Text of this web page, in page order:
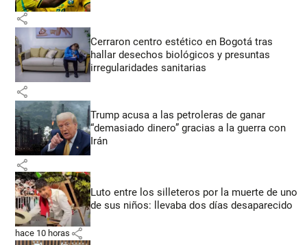
share
Cerraron centro estético en Bogotá tras
hallar desechos biológicos y presuntas
irregularidades sanitarias
share
Trump acusa a las petroleras de ganar
“demasiado dinero” gracias a la guerra con
Irán
share
Luto entre los silleteros por la muerte de uno
de sus niños: llevaba dos días desaparecido
hace 10 horas share